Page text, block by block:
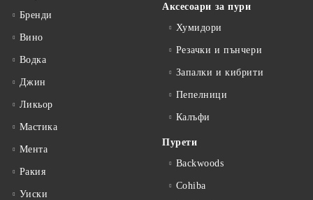
Бренди
Вино
Водка
Джин
Ликьор
Мастика
Мента
Ракия
Уиски
Аксесоари за пури
Хумидори
Резачки и пънчери
Запалки и кибрити
Пепелници
Калъфи
Пурети
Backwoods
Cohiba